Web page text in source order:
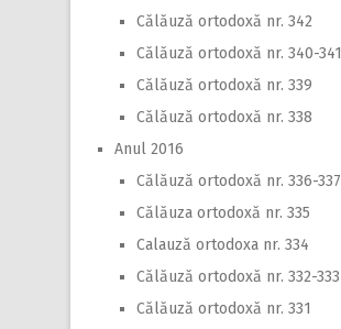
Călăuză ortodoxă nr. 342
Călăuză ortodoxă nr. 340-341
Călăuză ortodoxă nr. 339
Călăuză ortodoxă nr. 338
Anul 2016
Călăuză ortodoxă nr. 336-337
Călăuza ortodoxă nr. 335
Calauză ortodoxa nr. 334
Călăuză ortodoxă nr. 332-333
Călăuză ortodoxă nr. 331